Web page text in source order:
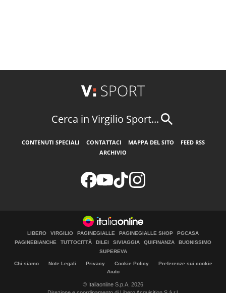
Cerca in Virgilio Sport...
CONTENUTI SPECIALI CONTATTACI MAPPA DEL SITO
FEED RSS
ARCHIVIO
LIBERO VIRGILIO PAGINEGIALLE PAGINEGIALLE SHOP
PGCASA
PAGINEBIANCHE
TUTTOCITTÀ DILEI SIVIAGGIA QUIFINANZA
BUONISSIMO
SUPEREVA
Chi siamo Note Legali Privacy Cookie Policy
Preferenze sui cookie
Aiuto
© Italiaonline S.p.A. 2026